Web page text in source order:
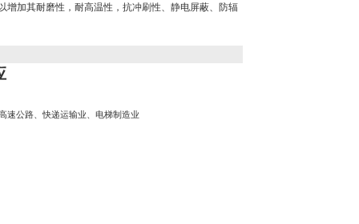
增加其耐磨性，耐高温性，抗冲刷性、静电屏蔽、防辐
速公路、快递运输业、电梯制造业